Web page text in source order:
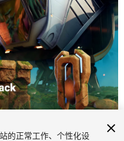
的正常工作、个性化设